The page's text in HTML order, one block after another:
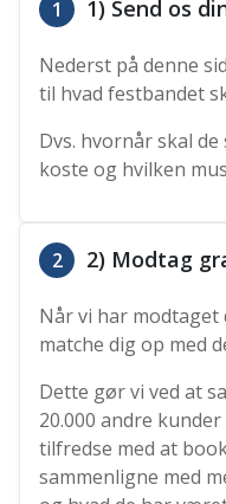
1 1) Send os
Nederst på denne
til hvad festbandet
Dvs. hvornår skal
koste og hvilken
2 2) Modtag
Når vi har
matche dig op med
Dette gør vi ved at
20.000 andre
tilfredse med at
sammenligne med